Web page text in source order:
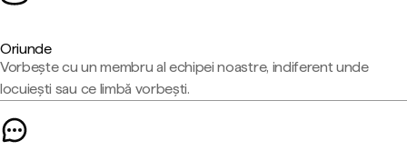
Oriunde
Vorbește cu un membru al echipei noastre, indiferent unde
locuiești sau ce limbă vorbești.